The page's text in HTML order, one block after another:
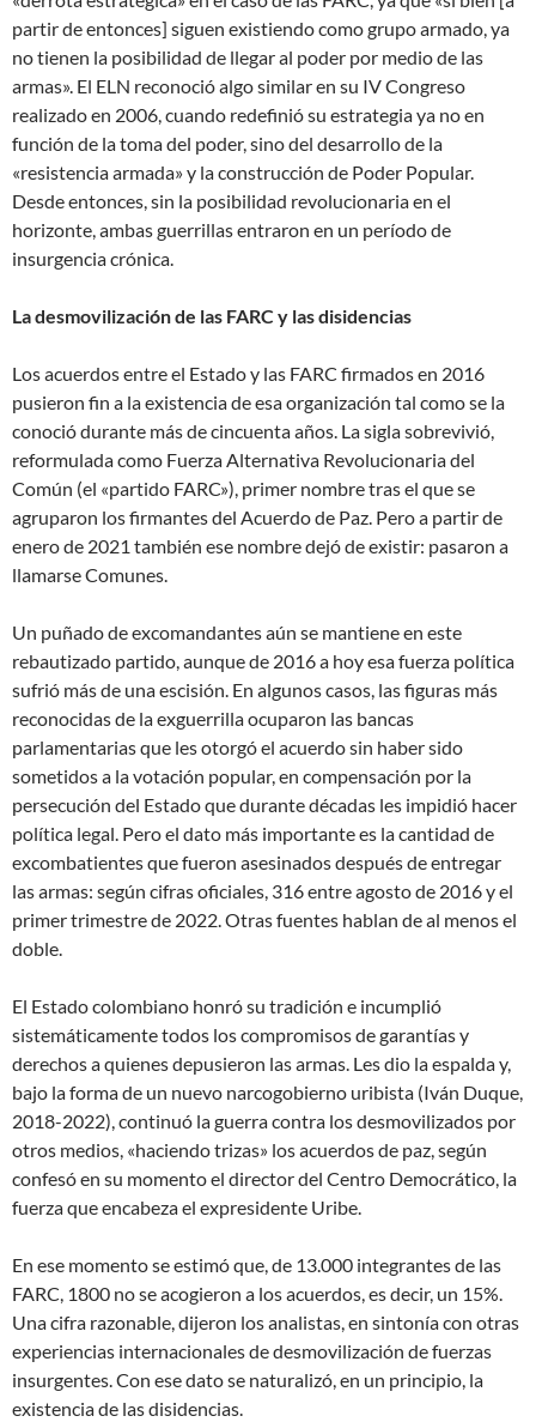
partir de entonces] siguen existiendo como grupo armado, ya
no tienen la posibilidad de llegar al poder por medio de las
armas». El ELN reconoció algo similar en su IV Congreso
realizado en 2006, cuando redefinió su estrategia ya no en
función de la toma del poder, sino del desarrollo de la
«resistencia armada» y la construcción de Poder Popular.
Desde entonces, sin la posibilidad revolucionaria en el
horizonte, ambas guerrillas entraron en un período de
insurgencia crónica.
La desmovilización de las FARC y las disidencias
Los acuerdos entre el Estado y las FARC firmados en 2016
pusieron fin a la existencia de esa organización tal como se la
conoció durante más de cincuenta años. La sigla sobrevivió,
reformulada como Fuerza Alternativa Revolucionaria del
Común (el «partido FARC»), primer nombre tras el que se
agruparon los firmantes del Acuerdo de Paz. Pero a partir de
enero de 2021 también ese nombre dejó de existir: pasaron a
llamarse Comunes.
Un puñado de excomandantes aún se mantiene en este
rebautizado partido, aunque de 2016 a hoy esa fuerza política
sufrió más de una escisión. En algunos casos, las figuras más
reconocidas de la exguerrilla ocuparon las bancas
parlamentarias que les otorgó el acuerdo sin haber sido
sometidos a la votación popular, en compensación por la
persecución del Estado que durante décadas les impidió hacer
política legal. Pero el dato más importante es la cantidad de
excombatientes que fueron asesinados después de entregar
las armas: según cifras oficiales, 316 entre agosto de 2016 y el
primer trimestre de 2022. Otras fuentes hablan de al menos el
doble.
El Estado colombiano honró su tradición e incumplió
sistemáticamente todos los compromisos de garantías y
derechos a quienes depusieron las armas. Les dio la espalda y,
bajo la forma de un nuevo narcogobierno uribista (Iván Duque,
2018-2022), continuó la guerra contra los desmovilizados por
otros medios, «haciendo trizas» los acuerdos de paz, según
confesó en su momento el director del Centro Democrático, la
fuerza que encabeza el expresidente Uribe.
En ese momento se estimó que, de 13.000 integrantes de las
FARC, 1800 no se acogieron a los acuerdos, es decir, un 15%.
Una cifra razonable, dijeron los analistas, en sintonía con otras
experiencias internacionales de desmovilización de fuerzas
insurgentes. Con ese dato se naturalizó, en un principio, la
existencia de las disidencias.